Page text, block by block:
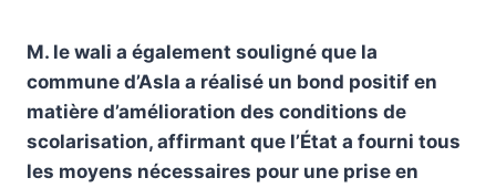
M. le wali a également souligné que la
commune d’Asla a réalisé un bond positif en
matière d’amélioration des conditions de
scolarisation, affirmant que l’État a fourni tous
les moyens nécessaires pour une prise en